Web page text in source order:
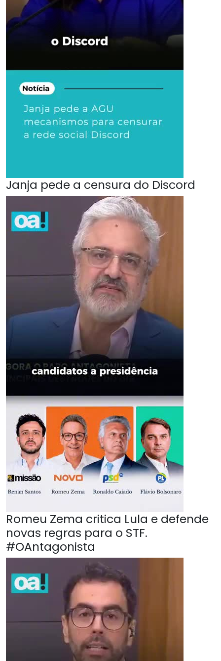
Janja pede a censura do Discord
Romeu Zema critica Lula e defende
novas regras para o STF.
#OAntagonista